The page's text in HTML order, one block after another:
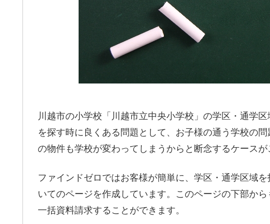
川越市の小学校「川越市立中央小学校」の学区・通学
を探す時に良くある問題として、お子様の通う学校の
の物件も学校が変わってしまうからと断念するケースが
ファインドゼロではお客様が簡単に、学区・通学区域
いてのページを作成しています。このページの下部か
一括資料請求することができます。